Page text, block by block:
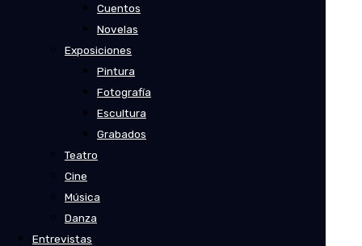
Cuentos
Novelas
Exposiciones
Pintura
Fotografía
Escultura
Grabados
Teatro
Cine
Música
Danza
Entrevistas